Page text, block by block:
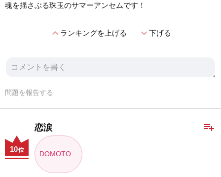
魂を揺さぶる珠玉のサマーアンセムです！
expand_lessランキングを上げる expand_more下げる
問題を報告する
playlist_add
恋涙
DOMOTO
10位